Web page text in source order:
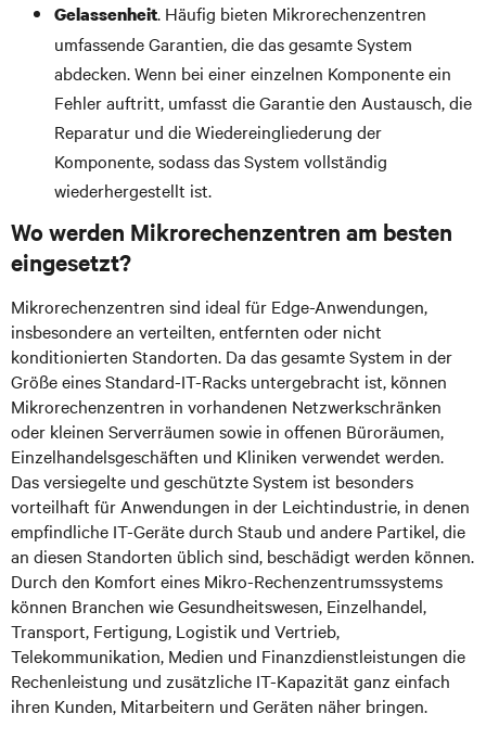
Gelassenheit. Häufig bieten Mikrorechenzentren
umfassende Garantien, die das gesamte System
abdecken. Wenn bei einer einzelnen Komponente ein
Fehler auftritt, umfasst die Garantie den Austausch, die
Reparatur und die Wiedereingliederung der
Komponente, sodass das System vollständig
wiederhergestellt ist.
Wo werden Mikrorechenzentren am besten
eingesetzt?
Mikrorechenzentren sind ideal für Edge-Anwendungen,
insbesondere an verteilten, entfernten oder nicht
konditionierten Standorten. Da das gesamte System in der
Größe eines Standard-IT-Racks untergebracht ist, können
Mikrorechenzentren in vorhandenen Netzwerkschränken
oder kleinen Serverräumen sowie in offenen Büroräumen,
Einzelhandelsgeschäften und Kliniken verwendet werden.
Das versiegelte und geschützte System ist besonders
vorteilhaft für Anwendungen in der Leichtindustrie, in denen
empfindliche IT-Geräte durch Staub und andere Partikel, die
an diesen Standorten üblich sind, beschädigt werden können.
Durch den Komfort eines Mikro-Rechenzentrumssystems
können Branchen wie Gesundheitswesen, Einzelhandel,
Transport, Fertigung, Logistik und Vertrieb,
Telekommunikation, Medien und Finanzdienstleistungen die
Rechenleistung und zusätzliche IT-Kapazität ganz einfach
ihren Kunden, Mitarbeitern und Geräten näher bringen.